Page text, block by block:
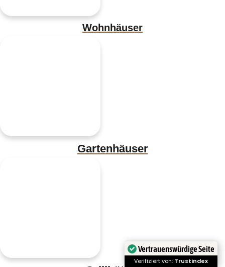
Wohnhäuser
Gartenhäuser
Vertrauenswürdige Seite
Verifiziert von: Trustindex